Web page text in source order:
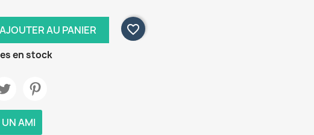
AJOUTER AU PANIER
favorite_border
en stock
AMI